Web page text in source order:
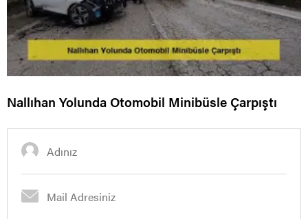
Nallıhan Yolunda Otomobil Minibüsle Çarpıştı